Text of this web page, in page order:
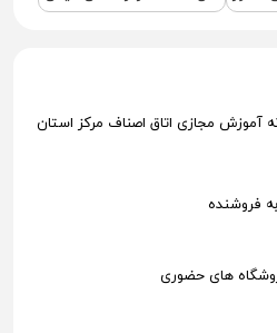
آموزش مجازی اتاق اصناف مرکز استان
فروشنده
های حضوری